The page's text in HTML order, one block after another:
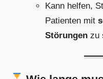
Kann helfen,
Patienten mit
Störungen zu